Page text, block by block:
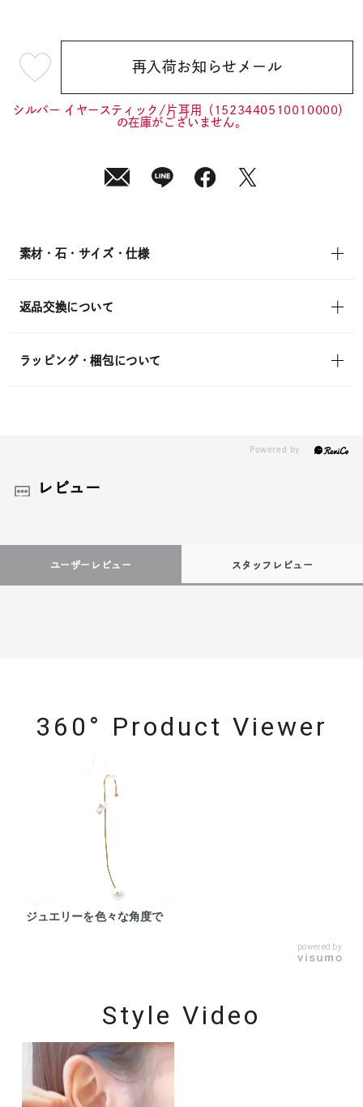
¥12,100 (tax
in)
再入荷お知らせメール
シルバー イヤースティック/片耳用（1523440510010000）
の在庫がございません。
素材・石・サイズ・仕様
返品交換について
ラッピング・梱包について
レビュー
ユーザーレビュー スタッフレビュー
360° Product Viewer
ジュエリーを色々な角度で
powered by
Style Video